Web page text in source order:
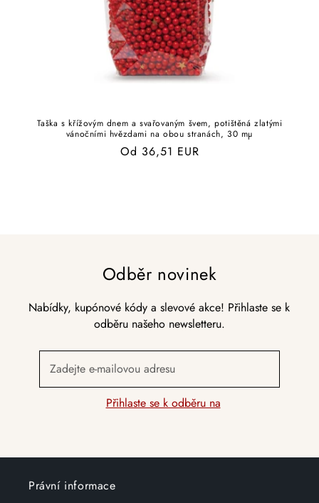
Taška s křížovým dnem a svařovaným švem, potištěná zlatými
vánočními hvězdami na obou stranách, 30 mµ
Běžná
Od 36,51 EUR
Odběr novinek
Nabídky, kupónové kódy a slevové akce! Přihlaste se k
odběru našeho newsletteru.
Zadejte e-mailovou adresu
Přihlaste se k odběru na
Právní informace